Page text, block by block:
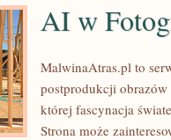
AI w
MalwinaAtras.pl to
postprodukcji
której fascynacja
Strona może